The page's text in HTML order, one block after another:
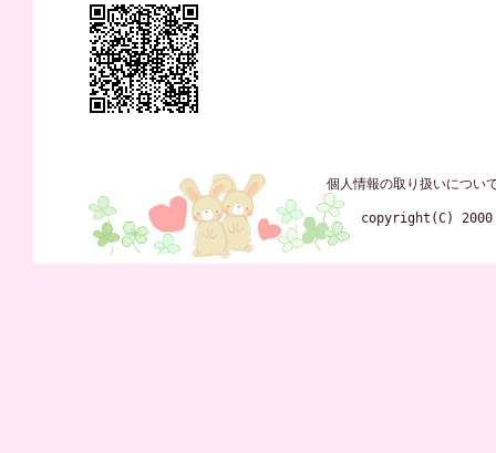
個人情報の取り扱いについ
copyright(C)